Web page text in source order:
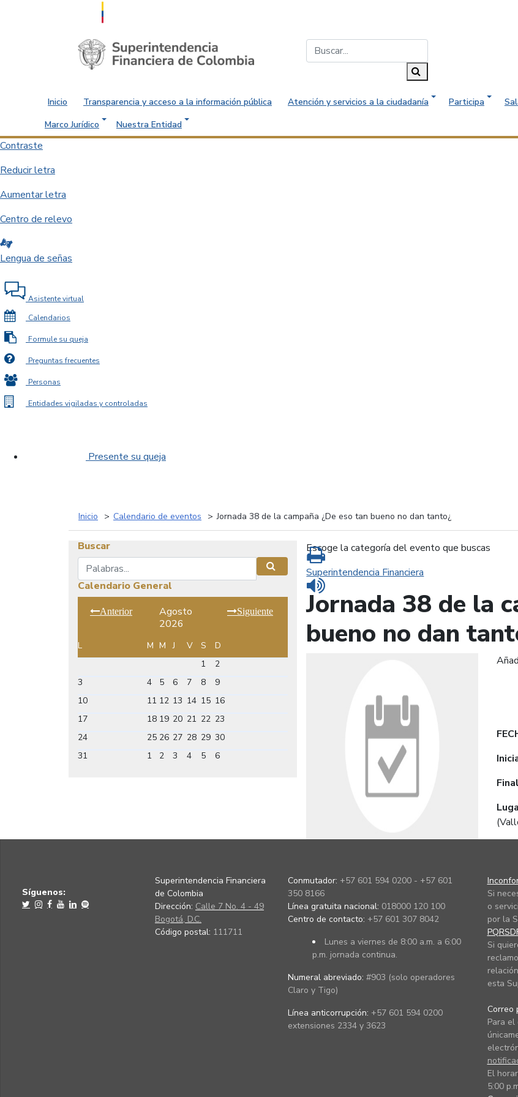
Saltar al contenido principal
Inicio Transparencia y acceso a la información pública Atención y servicios a la ciudadanía Participa
Marco Jurídico
Nuestra Entidad
Contraste
Reducir letra
Aumentar letra
Centro de relevo
Lengua de señas
Asistente virtual
Calendarios
Formule su queja
Preguntas frecuentes
Personas
Entidades vigiladas y controladas
Presente su queja
Inicio Calendario de eventos Jornada 38 de la campaña ¿De eso tan bueno no dan tanto¿
Buscar
Buscar
Calendario General
Anterior
Agosto
2026
Siguiente
L M M J V S
D
1
2
3
4 5 6 7 8
9
10
11 12 13 14 15 16
17
18 19 20 21 22 23
24
25 26 27 28 29 30
31
1 2 3 4 5 6
Escoge la categoría del evento que buscas
Superintendencia Financiera
Jornada 38 de la
bueno no dan
Imprimir
Síguenos:
Superintendencia Financiera
de Colombia
Dirección: Calle 7 No. 4 - 49
Bogotá, D.C.
Código postal: 111711
Conmutador: +57 601 594 0200 - +57 601
350 8166
Línea gratuita nacional: 018000 120 100
Centro de contacto: +57 601 307 8042
Lunes a viernes de 8:00 a.m. a 6:00
p.m. jornada continua.
Numeral abreviado: #903 (solo operadores
Claro y Tigo)
Línea anticorrupción: +57 601 594 0200
extensiones 2334 y 3623
Si
o
por la
Si
esta
Correo
Para
El
5:00